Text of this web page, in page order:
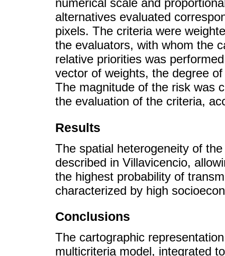
numerical scale and
alternatives evaluated
pixels. The criteria were
the evaluators, with whom the
relative priorities was
vector of weights, the degree
The magnitude of the risk was
the evaluation of the criteria,
Results
The spatial heterogeneity of
described in Villavicencio,
the highest probability of
characterized by high
Conclusions
The cartographic
multicriteria model, integrated